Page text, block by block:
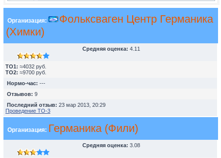
Организация:
Фольксваген Центр Германика
(Химки)
Средняя оценка: 4.11
TO1: ≈4032 руб.
TO2: ≈9700 руб.
Нормо-час: ---
Отзывов: 9
Последний отзыв: 23 мар 2013, 20:29
Проведение ТО-3
Организация: Германика (Фили)
Средняя оценка: 3.08